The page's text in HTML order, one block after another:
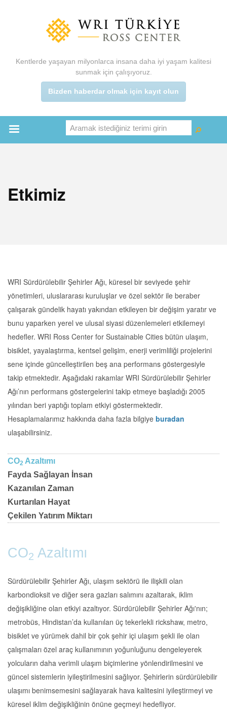
Kentlerde yaşayan milyonlarca insana daha iyi yaşam kalitesi
sunmak için çalışıyoruz.
Bizden haberdar olmak için kayıt olun
Ara
Ara
Etkimiz
WRI Sürdürülebilir Şehirler Ağı, küresel bir seviyede şehir
yönetimleri, uluslararası kuruluşlar ve özel sektör ile beraber
çalışarak gündelik hayatı yakından etkileyen bir değişim yaratır ve
bunu yaparken yerel ve ulusal siyasi düzenlemeleri etkilemeyi
hedefler. WRI Ross Center for Sustainable Cities bütün ulaşım,
bisiklet, yayalaştırma, kentsel gelişim, enerji verimliliği projelerini
sene içinde güncelleştirilen beş ana performans göstergesiyle
takip etmektedir. Aşağıdaki rakamlar WRI Sürdürülebilir Şehirler
Ağı’nın performans göstergelerini takip etmeye başladığı 2005
yılından beri yaptığı toplam etkiyi göstermektedir.
Hesaplamalarımız hakkında daha fazla bilgiye buradan
ulaşabilirsiniz.
CO2 Azaltımı
Fayda Sağlayan İnsan
Kazanılan Zaman
Kurtarılan Hayat
Çekilen Yatırım Miktarı
CO2 Azaltımı
Sürdürülebilir Şehirler Ağı, ulaşım sektörü ile ilişkili olan
karbondioksit ve diğer sera gazları salımını azaltarak, iklim
değişikliğine olan etkiyi azaltıyor. Sürdürülebilir Şehirler Ağı'nın;
metrobüs, Hindistan’da kullanılan üç tekerlekli rickshaw, metro,
bisiklet ve yürümek dahil bir çok şehir içi ulaşım şekli ile olan
çalışmaları özel araç kullanımının yoğunluğunu dengeleyerek
yolcuların daha verimli ulaşım biçimlerine yönlendirilmesini ve
güncel sistemlerin iyileştirilmesini sağlıyor. Şehirlerin sürdürülebilir
ulaşımı benimsemesini sağlayarak hava kalitesini iyileştirmeyi ve
küresel iklim değişikliğinin önüne geçmeyi hedefliyor.